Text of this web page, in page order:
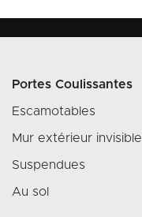
Portes Coulissantes
Escamotables
Mur extérieur invisible
Suspendues
Au sol